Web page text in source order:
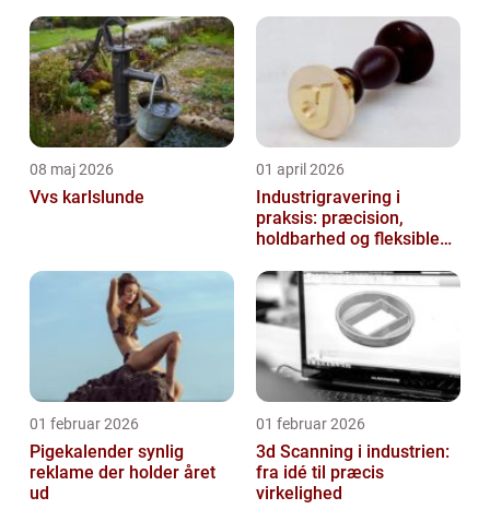
08 maj 2026
Vvs karlslunde
01 april 2026
Industrigravering i
praksis: præcision,
holdbarhed og fleksible
01 februar 2026
Pigekalender synlig
reklame der holder året
ud
01 februar 2026
3d Scanning i industrien:
fra idé til præcis
virkelighed